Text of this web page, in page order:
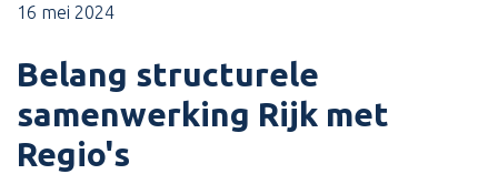
16 mei 2024
Belang structurele
samenwerking Rijk met
Regio's